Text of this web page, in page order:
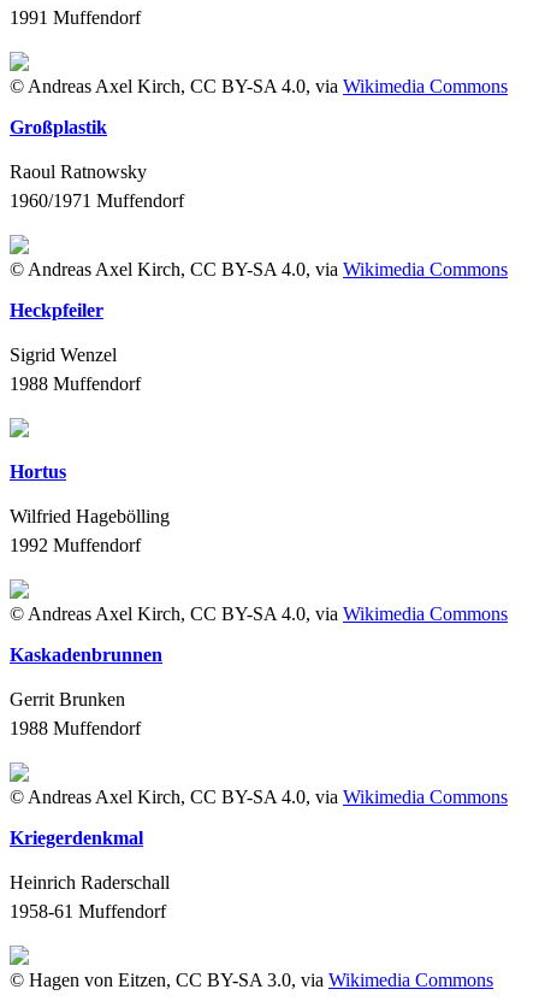
1991 Muffendorf
© Andreas Axel Kirch, CC BY-SA 4.0, via Wikimedia Commons
Großplastik
Raoul Ratnowsky
1960/1971 Muffendorf
© Andreas Axel Kirch, CC BY-SA 4.0, via Wikimedia Commons
Heckpfeiler
Sigrid Wenzel
1988 Muffendorf
Hortus
Wilfried Hagebölling
1992 Muffendorf
© Andreas Axel Kirch, CC BY-SA 4.0, via Wikimedia Commons
Kaskadenbrunnen
Gerrit Brunken
1988 Muffendorf
© Andreas Axel Kirch, CC BY-SA 4.0, via Wikimedia Commons
Kriegerdenkmal
Heinrich Raderschall
1958-61 Muffendorf
© Hagen von Eitzen, CC BY-SA 3.0, via Wikimedia Commons